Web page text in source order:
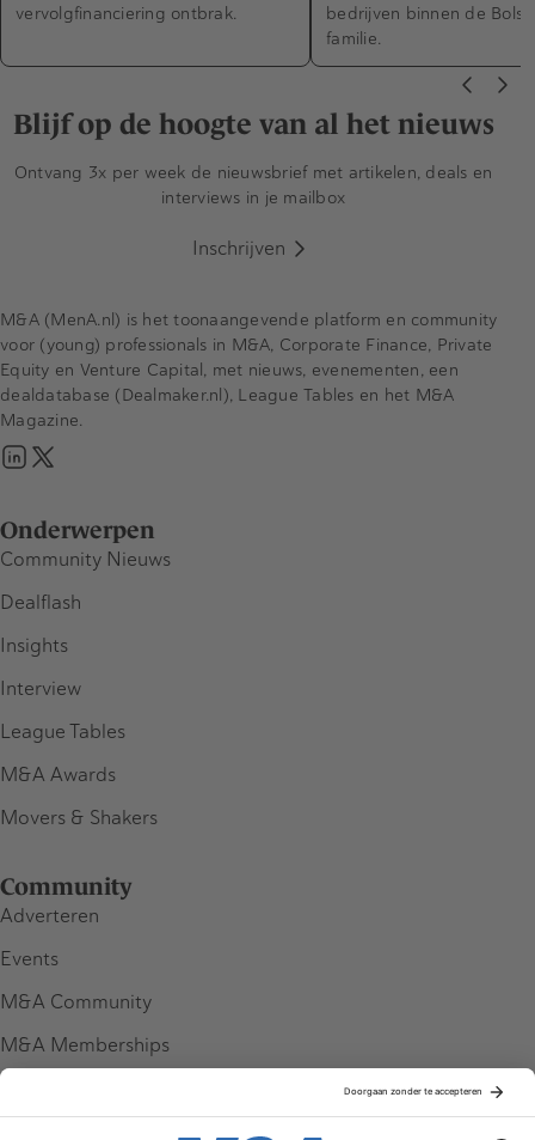
vervolgfinanciering ontbrak.
bedrijven binnen de
familie.
Blijf op de hoogte van al het nieuws
Ontvang 3x per week de nieuwsbrief met artikelen, deals en
interviews in je mailbox
Inschrijven
Onderwerpen
Community Nieuws
Dealflash
Insights
Interview
League Tables
M&A Awards
Movers & Shakers
Community
Adverteren
Events
M&A Community
M&A Memberships
M&A (MenA.nl) is het toonaangevende platform en community
voor (young) professionals in M&A, Corporate Finance, Private
Equity en Venture Capital, met nieuws, evenementen, een
dealdatabase (Dealmaker.nl), League Tables en het M&A
Magazine.